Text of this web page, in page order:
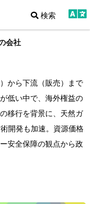
検索
会社
から下流（販売）まで
低い中で、海外権益の
移行を背景に、天然ガ
開発も加速。資源価格
安全保障の観点から政